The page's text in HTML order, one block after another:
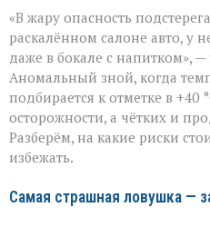
«В жару опасность
раскалённом салоне авто, у
даже в бокале с напитком»,
Аномальный зной, когда
подбирается к отметке в +40
осторожности, а чётких и
Разберём, на какие риски
избежать.
Самая страшная ловушка —